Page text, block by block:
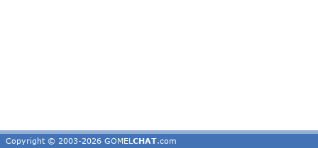
Copyright © 2003-2026 GOMEL CHAT.com